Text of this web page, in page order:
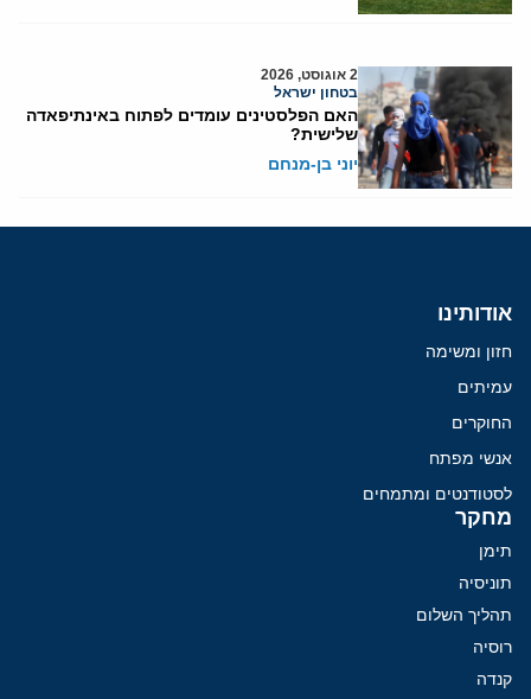
2 אוגוסט, 2026
בטחון ישראל
האם הפלסטינים עומדים לפתוח באינתיפאדה
שלישית?
יוני בן-מנחם
אודותינו
חזון ומשימה
עמיתים
החוקרים
אנשי מפתח
לסטודנטים ומתמחים
מחקר
תימן
תוניסיה
תהליך השלום
רוסיה
קנדה